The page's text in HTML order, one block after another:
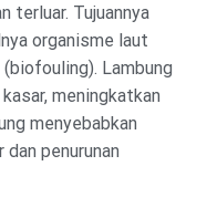
terluar. Tujuannya
organisme laut
Lambung
meningkatkan
menyebabkan
penurunan